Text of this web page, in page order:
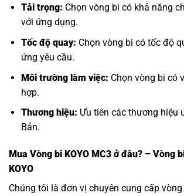
Tải trọng: Chọn vòng bi có khả năng
với ứng dụng.
Tốc độ quay: Chọn vòng bi có tốc độ
ứng yêu cầu.
Môi trường làm việc: Chọn vòng bi có
hợp.
Thương hiệu: Ưu tiên các thương hiệu
Bản.
Mua Vòng bi KOYO MC3 ở đâu? – Vòng
KOYO
Chúng tôi là đơn vị chuyên cung cấp